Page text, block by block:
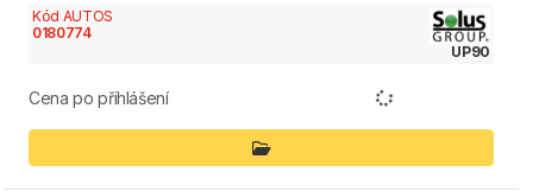
Kód AUTOS
0180774
UP90
Cena po přihlášení